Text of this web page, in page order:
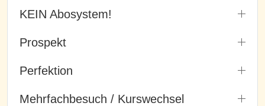
KEIN Abosystem!
Prospekt
Perfektion
Mehrfachbesuch / Kurswechsel